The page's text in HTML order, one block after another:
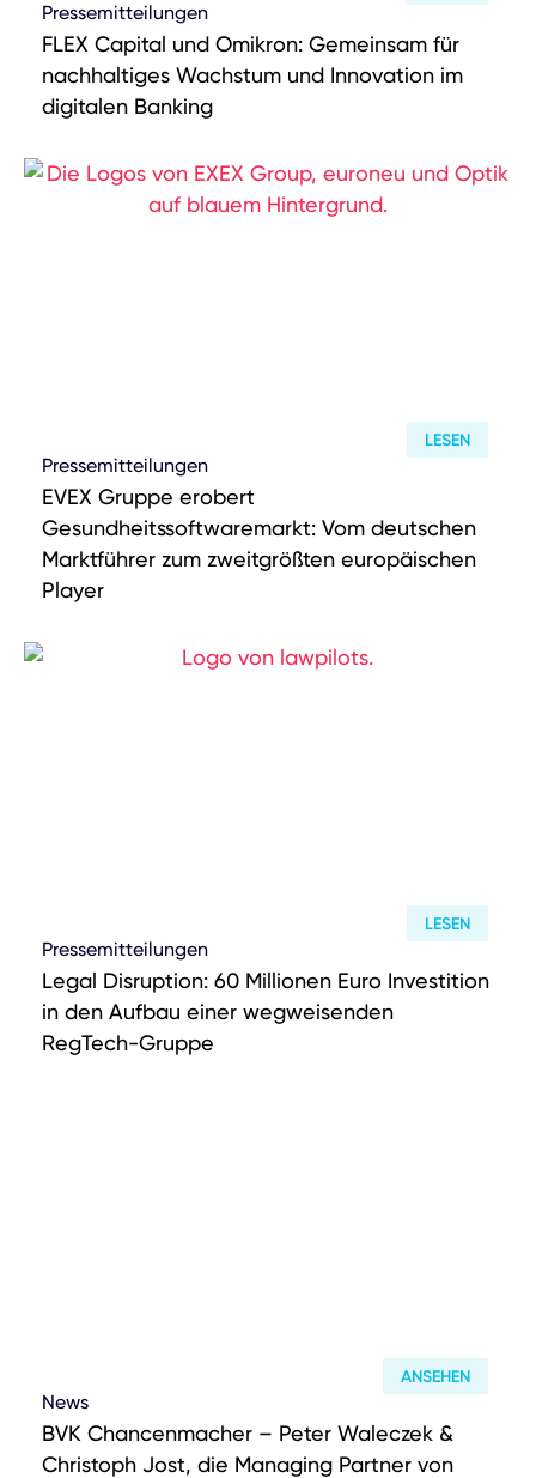
Pressemitteilungen
FLEX Capital und Omikron: Gemeinsam für
nachhaltiges Wachstum und Innovation im
digitalen Banking
LESEN
Pressemitteilungen
EVEX Gruppe erobert
Gesundheitssoftwaremarkt: Vom deutschen
Marktführer zum zweitgrößten europäischen
Player
LESEN
Pressemitteilungen
Legal Disruption: 60 Millionen Euro Investition
in den Aufbau einer wegweisenden
RegTech-Gruppe
ANSEHEN
News
BVK Chancenmacher – Peter Waleczek &
Christoph Jost, die Managing Partner von